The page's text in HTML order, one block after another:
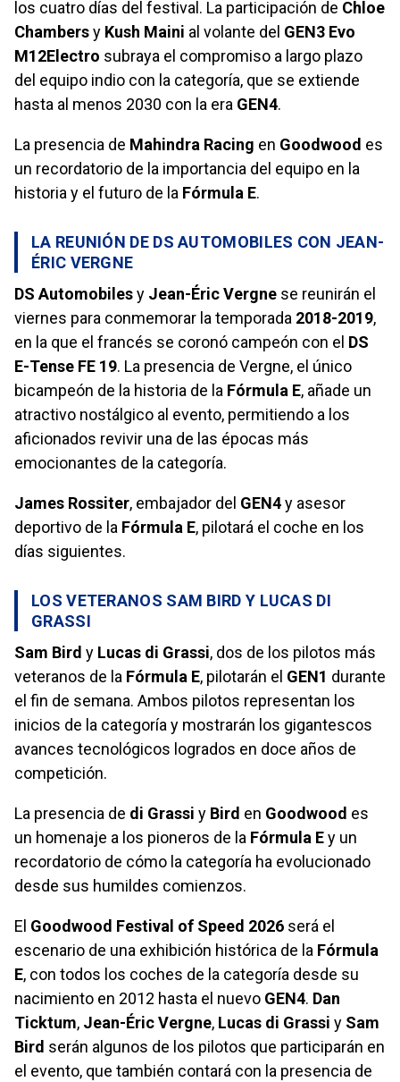
los cuatro días del festival. La participación de Chloe
Chambersy Kush Maini al volante del GEN3 Evo
M12Electro subraya el compromiso a largo plazo
del equipo indio con la categoría, que se extiende
hasta al menos 2030 con la era GEN4.
La presencia de Mahindra Racing en Goodwood es
un recordatorio de la importancia del equipo en la
historia y el futuro de la Fórmula E.
LA REUNIÓN DE DS AUTOMOBILES CON JEAN-
ÉRIC VERGNE
DS Automobilesy Jean-Éric Vergne se reunirán el
viernes para conmemorar la temporada 2018-2019,
en la que el francés se coronó campeón con el DS
E-Tense FE 19. La presencia de Vergne, el único
bicampeón de la historia de la Fórmula E, añade un
atractivo nostálgico al evento, permitiendo a los
aficionados revivir una de las épocas más
emocionantes de la categoría.
James Rossiter, embajador del GEN4y asesor
deportivo de la Fórmula E, pilotará el coche en los
días siguientes.
LOS VETERANOS SAM BIRD Y LUCAS DI
GRASSI
Sam Bird y Lucas di Grassi, dos de los pilotos más
veteranos de la Fórmula E, pilotarán el GEN1 durante
el fin de semana. Ambos pilotos representan los
inicios de la categoría y mostrarán los gigantescos
avances tecnológicos logrados en doce años de
competición.
La presencia de di Grassi y Bird en Goodwood es
un homenaje a los pioneros de la Fórmula Ey un
recordatorio de cómo la categoría ha evolucionado
desde sus humildes comienzos.
El Goodwood Festival of Speed 2026 será el
escenario de una exhibición histórica de la Fórmula
E, con todos los coches de la categoría desde su
nacimiento en 2012 hasta el nuevo GEN4. Dan
Ticktum, Jean-Éric Vergne, Lucas di Grassi y Sam
Bird serán algunos de los pilotos que participarán en
el evento, que también contará con la presencia de